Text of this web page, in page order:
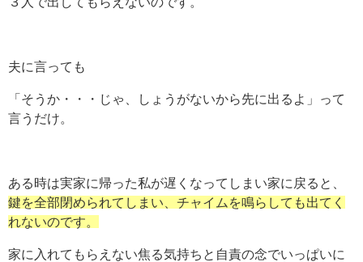
夫に言っても
「そうか・・・じゃ、しょうがないから先に出るよ」って
言うだけ。
ある時は実家に帰った私が遅くなってしまい家に戻ると、
鍵を全部閉められてしまい、チャイムを鳴らしても出てく
れないのです。
家に入れてもらえない焦る気持ちと自責の念でいっぱいに